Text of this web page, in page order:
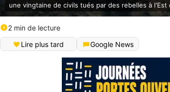
une vingtaine de civils tués par des rebelles à l'Est
2 min de lecture
Lire plus tard
Google News